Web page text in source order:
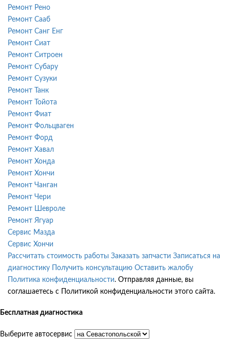
Ремонт Рено
Ремонт Сааб
Ремонт Санг Енг
Ремонт Сиат
Ремонт Ситроен
Ремонт Субару
Ремонт Сузуки
Ремонт Танк
Ремонт Тойота
Ремонт Фиат
Ремонт Фольцваген
Ремонт Форд
Ремонт Хавал
Ремонт Хонда
Ремонт Хончи
Ремонт Чанган
Ремонт Чери
Ремонт Шевроле
Ремонт Ягуар
Сервис Мазда
Сервис Хончи
Рассчитать стоимость работы Заказать запчасти Записаться на
диагностику
Получить консультацию Оставить жалобу
Политика конфиденциальности. Отправляя данные, вы
соглашаетесь с Политикой конфиденциальности этого сайта.
Бесплатная диагностика
Выберите автосервис